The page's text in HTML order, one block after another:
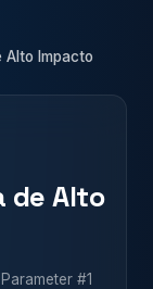
Alto Impacto
de Alto
#1